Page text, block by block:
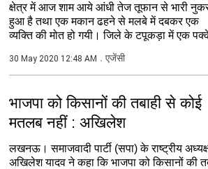
क्षेत्र में आज शाम आये आंधी तेज तूफान से भारी
हुआ है तथा एक मकान ढहने से मलबे में दबकर एक
व्यक्ति की मोत हो गयी। जिले के टपूकड़ा में एक
30 May 2020 12:48 AM एजेंसी
भाजपा को किसानों की तबाही से कोई
मतलब नहीं : अखिलेश
लखनऊ। समाजवादी पार्टी (सपा) के राष्ट्रीय
अखिलेश यादव ने कहा कि भाजपा को किसानों की